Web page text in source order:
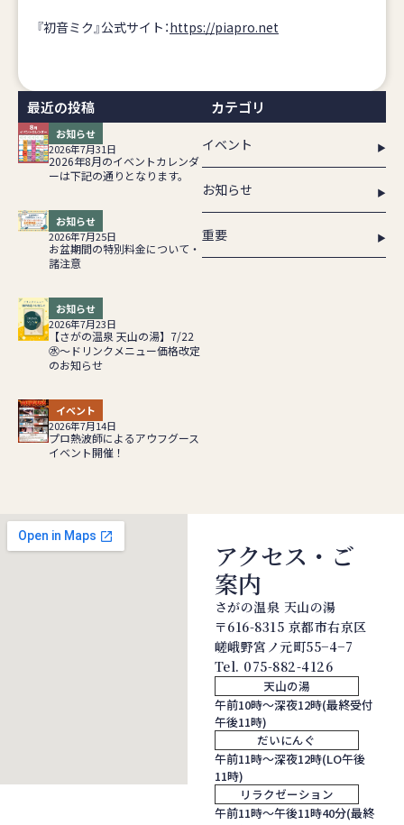
『初音ミク』公式サイト：https://piapro.net
最近の投稿
お知らせ
2026年7月31日
2026年8月のイベントカレンダ
ーは下記の通りとなります。
お知らせ
2026年7月25日
お盆期間の特別料金について・
諸注意
お知らせ
2026年7月23日
【さがの温泉 天山の湯】7/22
㊌～ドリンクメニュー価格改定
のお知らせ
イベント
2026年7月14日
プロ熱波師によるアウフグース
イベント開催！
カテゴリ
イベント
お知らせ
重要
アクセス・ご
案内
さがの温泉 天山の湯
〒616-8315 京都市右京区
嵯峨野宮ノ元町55−4−7
Tel. 075-882-4126
天山の湯
午前10時～深夜12時(最終受付
午後11時)
だいにんぐ
午前11時～深夜12時(LO午後
11時)
リラクゼーション
午前11時～午後11時40分(最終